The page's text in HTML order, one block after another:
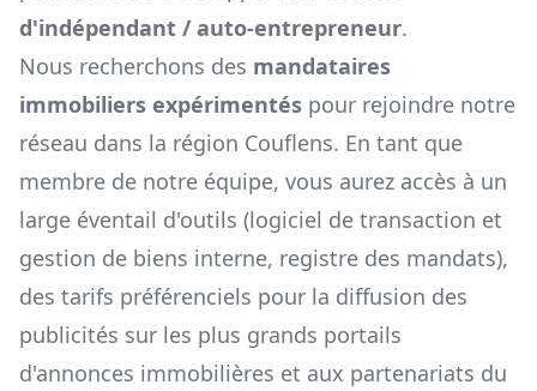
d'indépendant / auto-entrepreneur.
Nous recherchons des mandataires
immobiliers expérimentés pour rejoindre notre
réseau dans la région Couflens. En tant que
membre de notre équipe, vous aurez accès à un
large éventail d'outils (logiciel de transaction et
gestion de biens interne, registre des mandats),
des tarifs préférenciels pour la diffusion des
publicités sur les plus grands portails
d'annonces immobilières et aux partenariats du